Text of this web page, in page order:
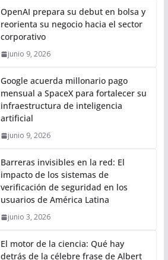
OpenAI prepara su debut en bolsa y
reorienta su negocio hacia el sector
corporativo
junio 9, 2026
Google acuerda millonario pago
mensual a SpaceX para fortalecer su
infraestructura de inteligencia
artificial
junio 9, 2026
Barreras invisibles en la red: El
impacto de los sistemas de
verificación de seguridad en los
usuarios de América Latina
junio 3, 2026
El motor de la ciencia: Qué hay
detrás de la célebre frase de Albert